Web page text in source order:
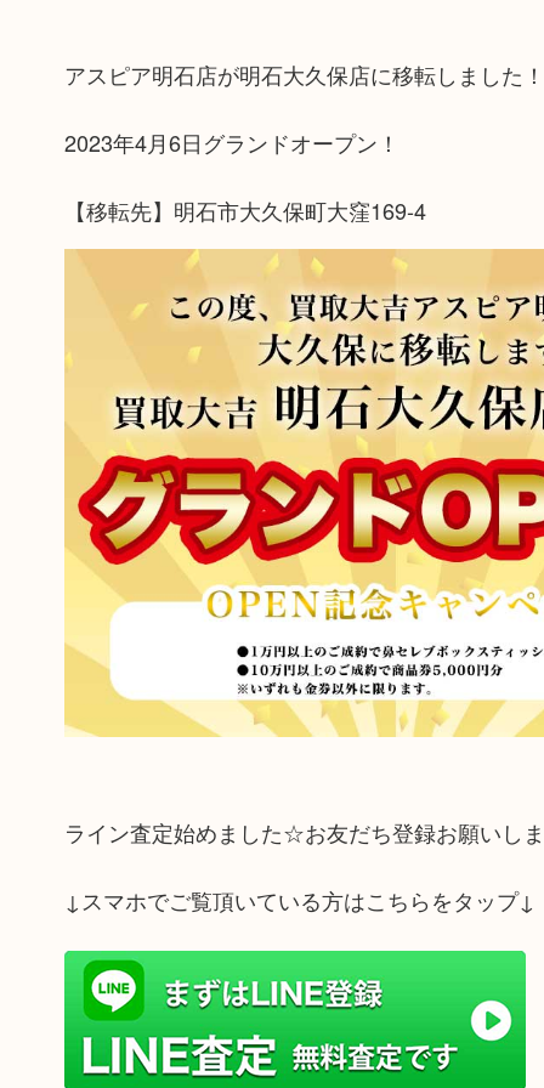
アスピア明石店が明石大久保店に移転しました！
2023年4月6日グランドオープン！
【移転先】明石市大久保町大窪169-4
ライン査定始めました☆お友だち登録お願いし
↓スマホでご覧頂いている方はこちらをタップ↓